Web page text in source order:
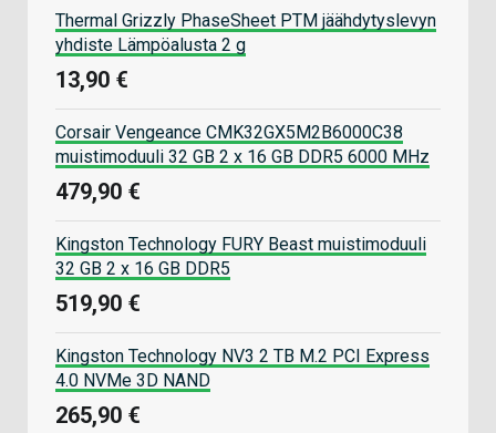
Thermal Grizzly PhaseSheet PTM jäähdytyslevyn
yhdiste Lämpöalusta 2 g
13,90 €
Corsair Vengeance CMK32GX5M2B6000C38
muistimoduuli 32 GB 2 x 16 GB DDR5 6000 MHz
479,90 €
Kingston Technology FURY Beast muistimoduuli
32 GB 2 x 16 GB DDR5
519,90 €
Kingston Technology NV3 2 TB M.2 PCI Express
4.0 NVMe 3D NAND
265,90 €